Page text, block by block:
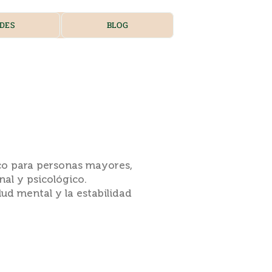
BLOG
para personas mayores,
y psicológico.
mental y la estabilidad